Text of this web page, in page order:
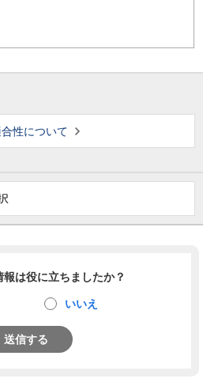
性について
は役に立ちましたか？
いいえ
送信する